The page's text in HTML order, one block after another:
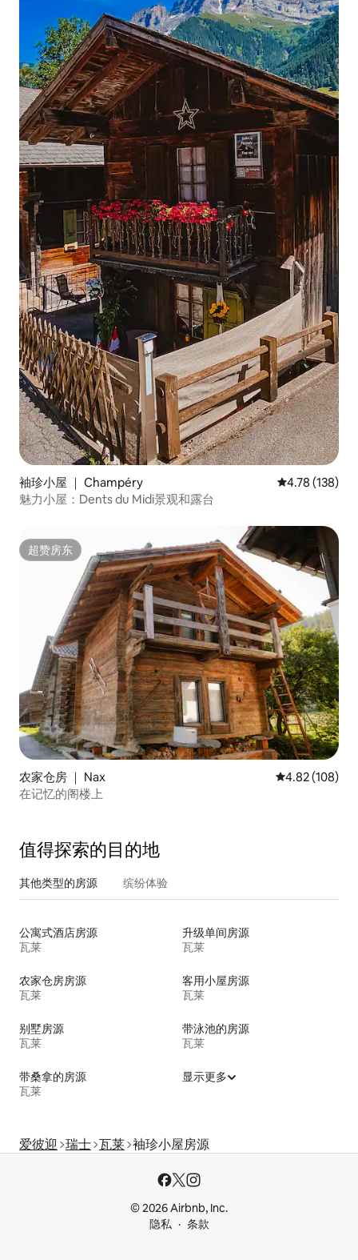
袖珍小屋 ｜ Champéry 平均评分 4.78
4.78 (138)
魅力小屋：Dents du Midi景观和露台
超赞房东
超赞房东
农家仓房 ｜ Nax 平均评分 4.82
4.82 (108)
在记忆的阁楼上
值得探索的目的地
其他类型的房源 缤纷体验
公寓式酒店房源
瓦莱
升级单间房源
瓦莱
农家仓房房源
瓦莱
客用小屋房源
瓦莱
别墅房源
瓦莱
带泳池的房源
瓦莱
带桑拿的房源
瓦莱
显示更多
爱彼迎 瑞士 瓦莱 袖珍小屋房源
© 2026 Airbnb, Inc.
隐私
条款